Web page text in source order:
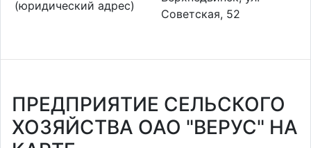
(юридический адрес)
Советская, 52
ПРЕДПРИЯТИЕ СЕЛЬСКОГО
ХОЗЯЙСТВА ОАО "ВЕРУС" НА